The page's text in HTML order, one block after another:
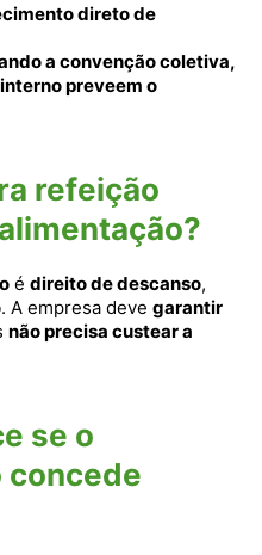
direto de
a convenção coletiva,
preveem o
refeição
é direito de descanso,
. A empresa deve garantir
não precisa custear a
se o
concede